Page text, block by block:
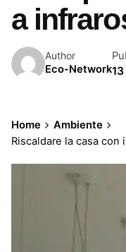
a
Author
Eco-Network
Home
Ambiente
Riscaldare la casa